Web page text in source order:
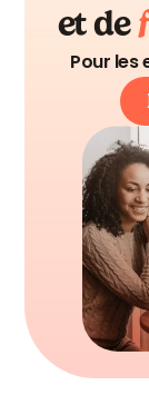
et de
Pour les
COMMUNITY
Join
Events